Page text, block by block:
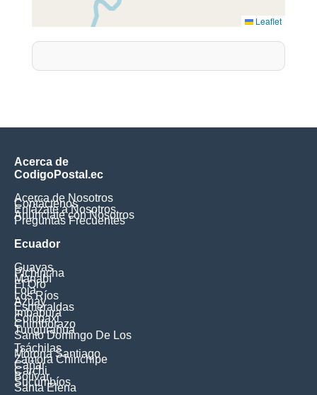
Leaflet
Acerca de
CodigoPostal.ec
Acerca de Nosotros
Contáctenos
Enlázate a Nosotros
Anúnciate con Nosotros
Preguntas Frecuentes
Ecuador
Guayas
Pichincha
Manabí
El Oro
Loja
Los Ríos
Azuay
Esmeraldas
Imbabura
Cotopaxi
Chimborazo
Tungurahua
Santo Domingo De Los
Tsáchilas
Morona Santiago
Zamora Chinchipe
Cañar
Carchi
Bolívar
Sucumbíos
Santa Elena